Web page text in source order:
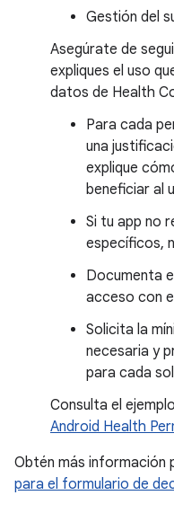
Gestión del
Asegúrate de
expliques el uso
datos de Health
Para cada
una
explique
beneficiar al
Si tu app no
específicos,
Documenta
acceso con
Solicita la
necesaria y
para cada
Consulta el
Android Health
Obtén más información
para el formulario de